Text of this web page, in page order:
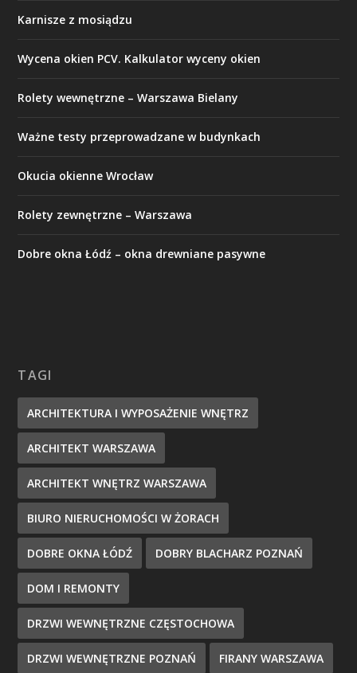
Karnisze z mosiądzu
Wycena okien PCV. Kalkulator wyceny okien
Rolety wewnętrzne – Warszawa Bielany
Ważne testy przeprowadzane w budynkach
Okucia okienne Wrocław
Rolety zewnętrzne – Warszawa
Dobre okna Łódź – okna drewniane pasywne
TAGI
ARCHITEKTURA I WYPOSAŻENIE WNĘTRZ
ARCHITEKT WARSZAWA
ARCHITEKT WNĘTRZ WARSZAWA
BIURO NIERUCHOMOŚCI W ŻORACH
DOBRE OKNA ŁÓDŹ DOBRY BLACHARZ POZNAŃ
DOM I REMONTY
DRZWI WEWNĘTRZNE CZĘSTOCHOWA
DRZWI WEWNĘTRZNE POZNAŃ FIRANY WARSZAWA